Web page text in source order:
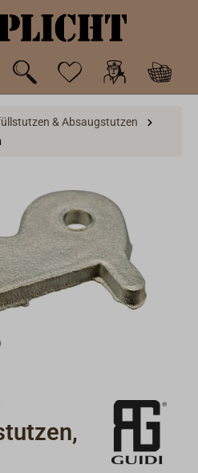
& Absaugstutzen